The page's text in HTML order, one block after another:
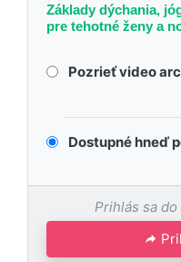
Základy dýchania,
pre tehotné ženy a
Pozrieť video
Dostupné hneď
Prihlás sa